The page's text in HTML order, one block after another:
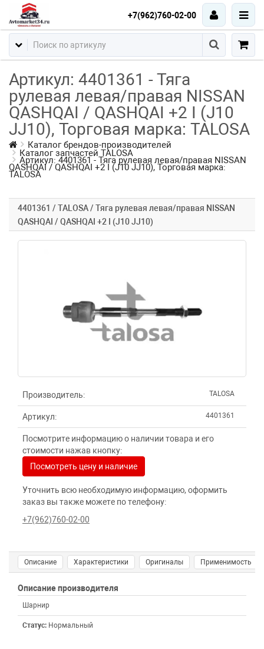
+7(962)760-02-00
Артикул: 4401361 - Тяга
рулевая левая/правая NISSAN
QASHQAI / QASHQAI +2 I (J10
JJ10), Торговая марка: TALOSA
Каталог брендов-производителей
Каталог запчастей TALOSA
Артикул: 4401361 - Тяга рулевая левая/правая NISSAN
QASHQAI / QASHQAI +2 I (J10 JJ10), Торговая марка:
TALOSA
4401361 / TALOSA / Тяга рулевая левая/правая NISSAN
QASHQAI / QASHQAI +2 I (J10 JJ10)
Производитель: TALOSA
Артикул: 4401361
Посмотрите информацию о наличии товара и его
стоимости нажав кнопку:
Посмотреть цену и наличие
Уточнить всю необходимую информацию, оформить
заказ вы также можете по телефону:
+7(962)760-02-00
Описание Характеристики Оригиналы Применимость
Описание производителя
Шарнир
Статус: Нормальный